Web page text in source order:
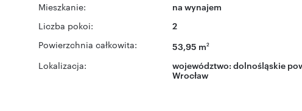
Mieszkanie: na wynajem
Liczba pokoi: 2
Powierzchnia całkowita: 53,95 m2
Lokalizacja: województwo: dolnośląskie
Wrocław